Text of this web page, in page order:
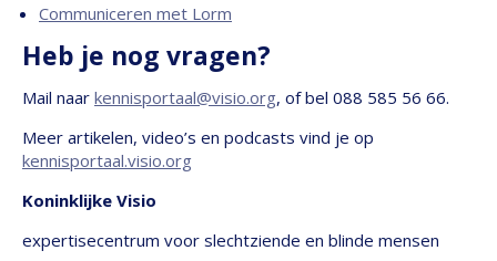
Communiceren met Lorm
Heb je nog vragen?
Mail naar kennisportaal@visio.org, of bel 088 585 56 66.
Meer artikelen, video’s en podcasts vind je op
kennisportaal.visio.org
Koninklijke Visio
expertisecentrum voor slechtziende en blinde mensen